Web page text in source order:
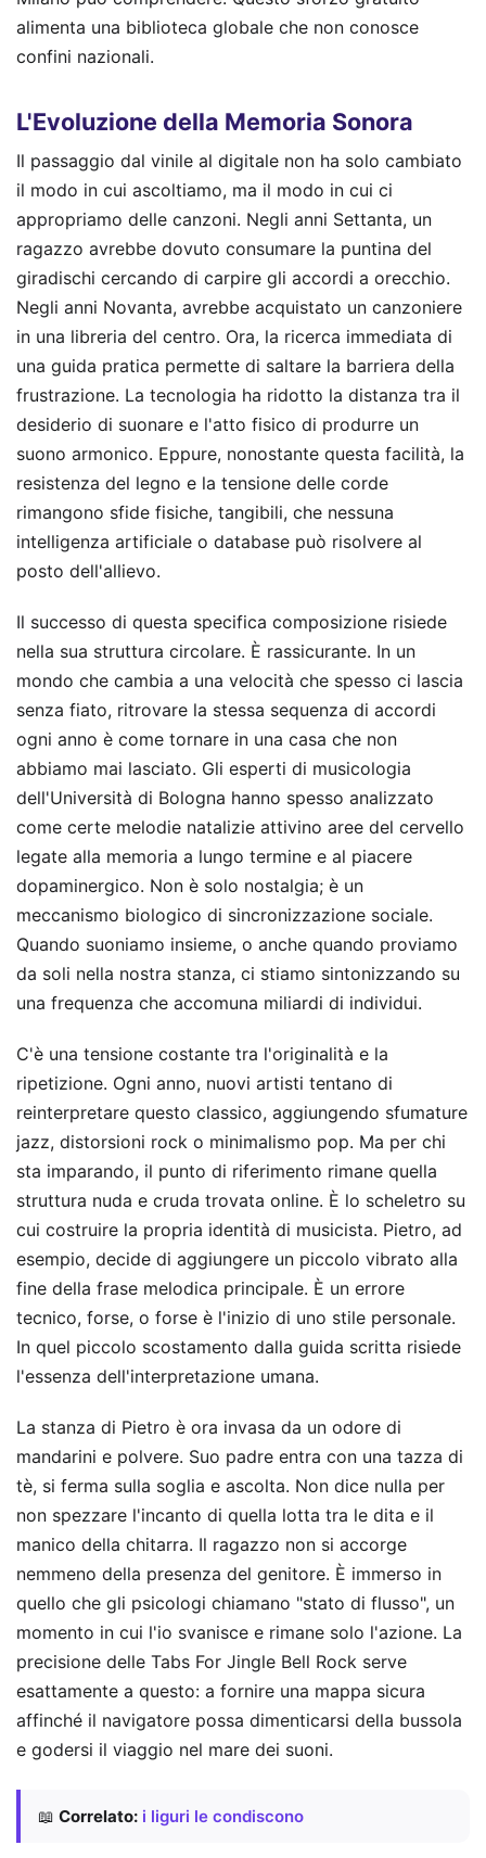
alimenta una biblioteca globale che non conosce
confini nazionali.
L'Evoluzione della Memoria Sonora
Il passaggio dal vinile al digitale non ha solo cambiato
il modo in cui ascoltiamo, ma il modo in cui ci
appropriamo delle canzoni. Negli anni Settanta, un
ragazzo avrebbe dovuto consumare la puntina del
giradischi cercando di carpire gli accordi a orecchio.
Negli anni Novanta, avrebbe acquistato un canzoniere
in una libreria del centro. Ora, la ricerca immediata di
una guida pratica permette di saltare la barriera della
frustrazione. La tecnologia ha ridotto la distanza tra il
desiderio di suonare e l'atto fisico di produrre un
suono armonico. Eppure, nonostante questa facilità, la
resistenza del legno e la tensione delle corde
rimangono sfide fisiche, tangibili, che nessuna
intelligenza artificiale o database può risolvere al
posto dell'allievo.
Il successo di questa specifica composizione risiede
nella sua struttura circolare. È rassicurante. In un
mondo che cambia a una velocità che spesso ci lascia
senza fiato, ritrovare la stessa sequenza di accordi
ogni anno è come tornare in una casa che non
abbiamo mai lasciato. Gli esperti di musicologia
dell'Università di Bologna hanno spesso analizzato
come certe melodie natalizie attivino aree del cervello
legate alla memoria a lungo termine e al piacere
dopaminergico. Non è solo nostalgia; è un
meccanismo biologico di sincronizzazione sociale.
Quando suoniamo insieme, o anche quando proviamo
da soli nella nostra stanza, ci stiamo sintonizzando su
una frequenza che accomuna miliardi di individui.
C'è una tensione costante tra l'originalità e la
ripetizione. Ogni anno, nuovi artisti tentano di
reinterpretare questo classico, aggiungendo sfumature
jazz, distorsioni rock o minimalismo pop. Ma per chi
sta imparando, il punto di riferimento rimane quella
struttura nuda e cruda trovata online. È lo scheletro su
cui costruire la propria identità di musicista. Pietro, ad
esempio, decide di aggiungere un piccolo vibrato alla
fine della frase melodica principale. È un errore
tecnico, forse, o forse è l'inizio di uno stile personale.
In quel piccolo scostamento dalla guida scritta risiede
l'essenza dell'interpretazione umana.
La stanza di Pietro è ora invasa da un odore di
mandarini e polvere. Suo padre entra con una tazza di
tè, si ferma sulla soglia e ascolta. Non dice nulla per
non spezzare l'incanto di quella lotta tra le dita e il
manico della chitarra. Il ragazzo non si accorge
nemmeno della presenza del genitore. È immerso in
quello che gli psicologi chiamano "stato di flusso", un
momento in cui l'io svanisce e rimane solo l'azione. La
precisione delle Tabs For Jingle Bell Rock serve
esattamente a questo: a fornire una mappa sicura
affinché il navigatore possa dimenticarsi della bussola
e godersi il viaggio nel mare dei suoni.
📖 Correlato: i liguri le condiscono